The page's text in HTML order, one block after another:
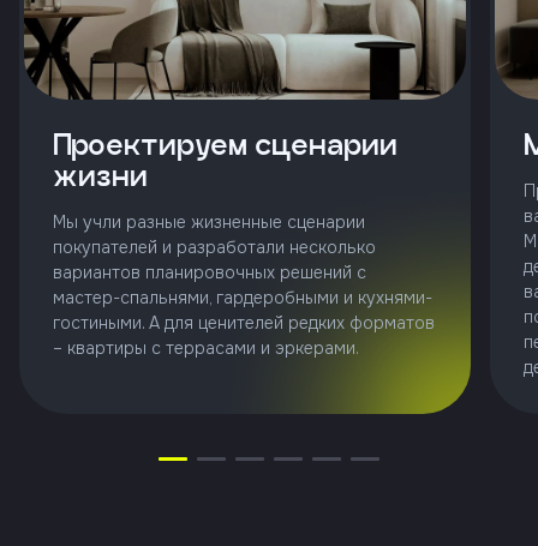
Проектируем сценарии
жизни
Мы учли разные жизненные сценарии
покупателей и разработали несколько
вариантов планировочных решений с
мастер-спальнями, гардеробными и кухнями-
гостиными. А для ценителей редких форматов
– квартиры с террасами и эркерами.
Клиент
участника
Агент